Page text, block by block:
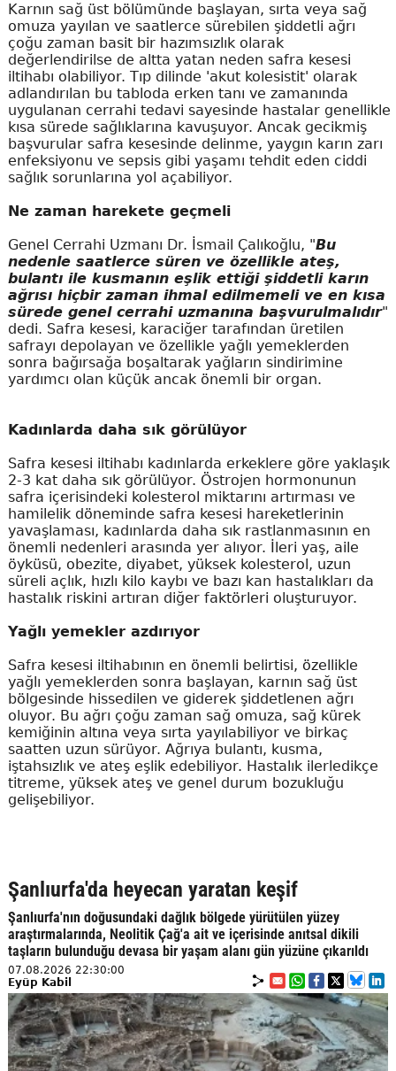
Karnın sağ üst bölümünde başlayan, sırta veya sağ
omuza yayılan ve saatlerce sürebilen şiddetli ağrı
çoğu zaman basit bir hazımsızlık olarak
değerlendirilse de altta yatan neden safra kesesi
iltihabı olabiliyor. Tıp dilinde 'akut kolesistit' olarak
adlandırılan bu tabloda erken tanı ve zamanında
uygulanan cerrahi tedavi sayesinde hastalar genellikle
kısa sürede sağlıklarına kavuşuyor. Ancak gecikmiş
başvurular safra kesesinde delinme, yaygın karın zarı
enfeksiyonu ve sepsis gibi yaşamı tehdit eden ciddi
sağlık sorunlarına yol açabiliyor.
Ne zaman harekete geçmeli
Genel Cerrahi Uzmanı Dr. İsmail Çalıkoğlu, "Bu
nedenle saatlerce süren ve özellikle ateş,
bulantı ile kusmanın eşlik ettiği şiddetli karın
ağrısı hiçbir zaman ihmal edilmemeli ve en kısa
sürede genel cerrahi uzmanına başvurulmalıdır"
dedi. Safra kesesi, karaciğer tarafından üretilen
safrayı depolayan ve özellikle yağlı yemeklerden
sonra bağırsağa boşaltarak yağların sindirimine
yardımcı olan küçük ancak önemli bir organ.
Kadınlarda daha sık görülüyor
Safra kesesi iltihabı kadınlarda erkeklere göre yaklaşık
2-3 kat daha sık görülüyor. Östrojen hormonunun
safra içerisindeki kolesterol miktarını artırması ve
hamilelik döneminde safra kesesi hareketlerinin
yavaşlaması, kadınlarda daha sık rastlanmasının en
önemli nedenleri arasında yer alıyor. İleri yaş, aile
öyküsü, obezite, diyabet, yüksek kolesterol, uzun
süreli açlık, hızlı kilo kaybı ve bazı kan hastalıkları da
hastalık riskini artıran diğer faktörleri oluşturuyor.
Yağlı yemekler azdırıyor
Safra kesesi iltihabının en önemli belirtisi, özellikle
yağlı yemeklerden sonra başlayan, karnın sağ üst
bölgesinde hissedilen ve giderek şiddetlenen ağrı
oluyor. Bu ağrı çoğu zaman sağ omuza, sağ kürek
kemiğinin altına veya sırta yayılabiliyor ve birkaç
saatten uzun sürüyor. Ağrıya bulantı, kusma,
iştahsızlık ve ateş eşlik edebiliyor. Hastalık ilerledikçe
titreme, yüksek ateş ve genel durum bozukluğu
gelişebiliyor.
Şanlıurfa'da heyecan yaratan keşif
Şanlıurfa'nın doğusundaki dağlık bölgede yürütülen yüzey
araştırmalarında, Neolitik Çağ'a ait ve içerisinde anıtsal dikili
taşların bulunduğu devasa bir yaşam alanı gün yüzüne çıkarıldı
07.08.2026 22:30:00
Eyüp Kabil